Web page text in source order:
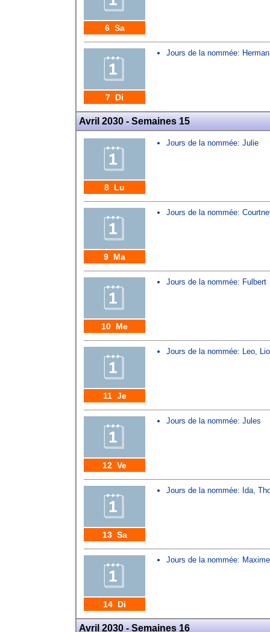
6 Sa
7 Di
Jours de la nommée: Herman
Avril 2030 - Semaines 15
8 Lu
Jours de la nommée: Julie
9 Ma
Jours de la nommée:
10 Me
Jours de la nommée: Fulbert
11 Je
Jours de la nommée: Leo,
12 Ve
Jours de la nommée: Jules
13 Sa
Jours de la nommée: Ida,
14 Di
Jours de la nommée: Maxime
Avril 2030 - Semaines 16